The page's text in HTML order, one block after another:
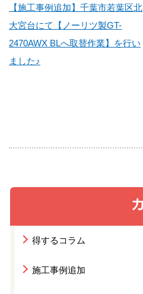
得するコラム
施工事例追加
【施工事例追加】千葉市若葉区北
大宮台にて【ノーリツ製GT-
2470AWX BLへ取替作業】を行い
ました♪